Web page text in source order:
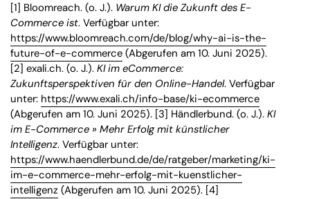
[1] Bloomreach. (o. J.). Warum KI die Zukunft des E-
Commerce ist. Verfügbar unter:
https://www.bloomreach.com/de/blog/why-ai-is-the-
future-of-e-commerce (Abgerufen am 10. Juni 2025).
[2] exali.ch. (o. J.). KI im eCommerce:
Zukunftsperspektiven für den Online-Handel. Verfügbar
unter: https://www.exali.ch/info-base/ki-ecommerce
(Abgerufen am 10. Juni 2025). [3] Händlerbund. (o. J.). KI
im E-Commerce » Mehr Erfolg mit künstlicher
Intelligenz. Verfügbar unter:
https://www.haendlerbund.de/de/ratgeber/marketing/ki-
im-e-commerce-mehr-erfolg-mit-kuenstlicher-
intelligenz (Abgerufen am 10. Juni 2025). [4]